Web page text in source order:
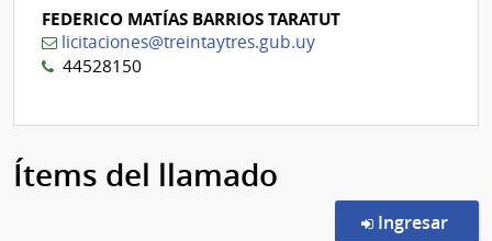
FEDERICO MATÍAS BARRIOS TARATUT
licitaciones@treintaytres.gub.uy
44528150
Ítems del llamado
Ingresar